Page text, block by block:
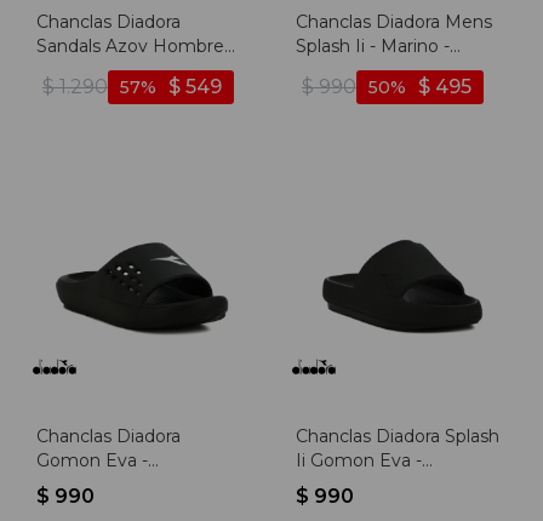
Chanclas Diadora
Sandals Azov Hombre
Negro-negro - Negro-
negro
$ 1.290 $ 549
57
Chanclas Diadora Mens
Splash Ii - Marino -
$ 990 $ 495
50
Chanclas Diadora
Gomon Eva -
Negro/blanco - Negro-
blanco
$ 990
Chanclas Diadora Splash
Ii Gomon Eva -
Negro/negro - Negro-
negro
$ 990